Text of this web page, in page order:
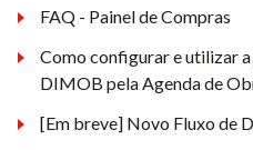
FAQ - Painel de Compras
Como configurar e utilizar
DIMOB pela Agenda de
[Em breve] Novo Fluxo de